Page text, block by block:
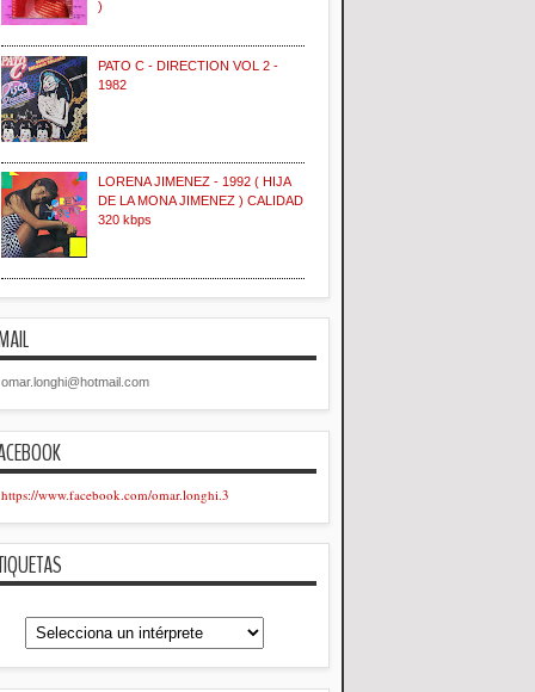
)
PATO C - DIRECTION VOL 2 -
1982
LORENA JIMENEZ - 1992 ( HIJA
DE LA MONA JIMENEZ ) CALIDAD
320 kbps
omar.longhi@hotmail.com
https://www.facebook.com/omar.longhi.3